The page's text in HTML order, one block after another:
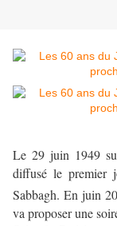
Le 29 juin 1949
diffusé le premier
Sabbagh. En juin
va proposer une